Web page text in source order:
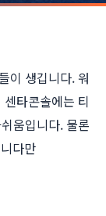
이 생깁니다. 워
타콘솔에는 티
움입니다. 물론
다만